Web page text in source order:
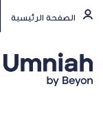
الصفحة الرئيسية